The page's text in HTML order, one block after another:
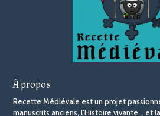
À propos
Recette Médiévale est un projet
manuscrits anciens, l’Histoire vivante… et